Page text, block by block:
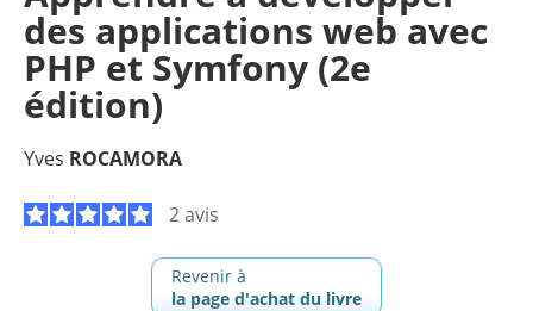
des applications web avec
PHP et Symfony (2e
édition)
Yves ROCAMORA
2 avis
Revenir à
la page d'achat du livre